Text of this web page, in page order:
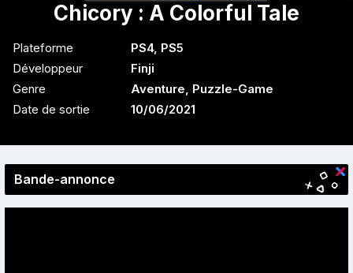
Chicory : A Colorful Tale
Plateforme PS4, PS5
Développeur
Finji
Genre
Aventure, Puzzle-Game
Date de sortie
10/06/2021
Bande-annonce